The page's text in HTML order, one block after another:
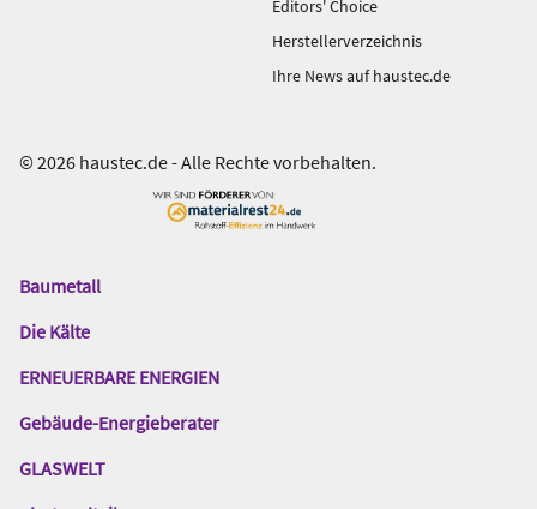
Editors' Choice
Herstellerverzeichnis
Ihre News auf haustec.de
© 2026 haustec.de - Alle Rechte vorbehalten.
Das
Gentner
Baumetall
Die Kälte
ERNEUERBARE ENERGIEN
Gebäude-Energieberater
GLASWELT